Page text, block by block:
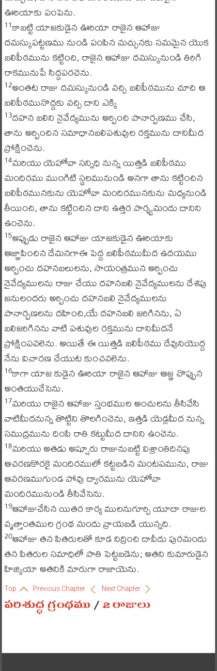
ఊరియాకు పంపెను.
11కాబట్టి యాజకుడైన ఊరియా రాజైన ఆహాజు
దమస్కుపట్టణము నుండి పంపిన మచ్చునకు సమమైన యొక
బలిపీఠమును కట్టించి, రాజైన ఆహాజు దమస్కునుండి తిరిగి
రాకమునుపే సిద్ధపరచెను.
12అంతట రాజు దమస్కునుండి వచ్చి బలిపీఠమును చూచి ఆ
బలిపీఠమునొద్దకు వచ్చి దాని ఎక్కి
13దహన బలిని నైవేద్యమును అర్పించి పానార్పణము చేసి,
తాను అర్పించిన సమాధానబలిపశువుల రక్తమును దానిమీద
ప్రోక్షించెను.
14మరియు యెహోవా సన్నిధి నున్న యిత్తడి బలిపీఠము
మందిరము ముంగిటి స్థలమునుండి అనగా తాను కట్టించిన
బలిపీఠమునకును యెహోవా మందిరమునకును మధ్యనుండి
తీయించి, తాను కట్టించిన దాని ఉత్తర పార్శ్వమందు దానిని
ఉంచెను.
15అప్పుడు రాజైన ఆహాజు యాజకుడైన ఊరియాకు
ఆజ్ఞాపించిన దేమనగాఈ పెద్ద బలిపీఠముమీద ఉదయము
అర్పించు దహనబలులను, సాయంత్రమున అర్పించు
నైవేద్యములను రాజు చేయు దహనబలి నైవేద్యములను దేశపు
జనులందరు అర్పించు దహనబలి నైవేద్యములను
పానార్పణలను దహించి,యే దహనబలి జరిగినను, ఏ
బలిజరిగినను వాటి పశువుల రక్తమును దానిమీదనే
ప్రోక్షింపవలెను. అయితే ఈ యిత్తడి బలిపీఠము దేవునియొద్ద
నేను విచారణ చేయుట కుంచవలెను.
16కాగా యాజ కుడైన ఊరియా రాజైన ఆహాజు ఆజ్ఞ చొప్పున
అంతయుచేసెను.
17మరియు రాజైన ఆహాజు స్తంభముల అంచులను తీసివేసి
వాటిమీదనున్న తొట్టిని తొలగించెను, ఇత్తడి యెడ్లమీద నున్న
సముద్రమును దింపి రాతి కట్టుమీద దానిని ఉంచెను.
18మరియు అతడు అష్షూరు రాజునుబట్టి విశ్రాంతిదినపు
ఆచరణకొరకై మందిరములో కట్టబడిన మంటపమును, రాజు
ఆవరణముగుండ పోవు ద్వారమును యెహోవా
మందిరమునుండి తీసివేసెను.
19ఆహాజుచేసిన యితర కార్య ములనుగూర్చి యూదా రాజుల
వృత్తాంతముల గ్రంథ మందు వ్రాయబడి యున్నది.
20ఆహాజు తన పితరులతో కూడ నిద్రించి దావీదు పురమందు
తన పితరుల సమాధిలో పాతి పెట్టబడెను; అతని కుమారుడైన
హిజ్కియా అతనికి మారుగా రాజాయెను.
Top Previous Chapter Next Chapter
పరిశుద్ధ గ్రంథము/2 రాజులు